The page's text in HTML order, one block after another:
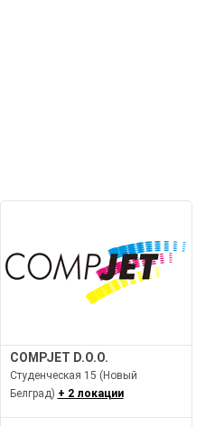
COMPJET D.O.O.
Студенческая 15 (Новый
Белград) + 2 локации